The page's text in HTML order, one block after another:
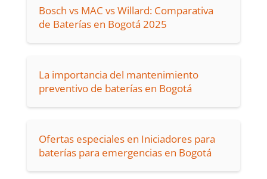
Bosch vs MAC vs Willard: Comparativa
de Baterías en Bogotá 2025
La importancia del mantenimiento
preventivo de baterías en Bogotá
Ofertas especiales en Iniciadores para
baterías para emergencias en Bogotá